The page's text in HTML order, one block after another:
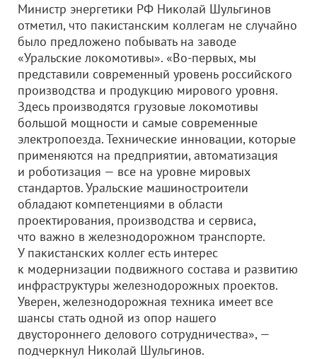
Министр энергетики РФ Николай Шульгинов
отметил, что пакистанским коллегам не случайно
было предложено побывать на заводе
«Уральские локомотивы». «Во-первых, мы
представили современный уровень российского
производства и продукцию мирового уровня.
Здесь производятся грузовые локомотивы
большой мощности и самые современные
электропоезда. Технические инновации, которые
применяются на предприятии, автоматизация
и роботизация — все на уровне мировых
стандартов. Уральские машиностроители
обладают компетенциями в области
проектирования, производства и сервиса,
что важно в железнодорожном транспорте.
У пакистанских коллег есть интерес
к модернизации подвижного состава и развитию
инфраструктуры железнодорожных проектов.
Уверен, железнодорожная техника имеет все
шансы стать одной из опор нашего
двустороннего делового сотрудничества», —
подчеркнул Николай Шульгинов.